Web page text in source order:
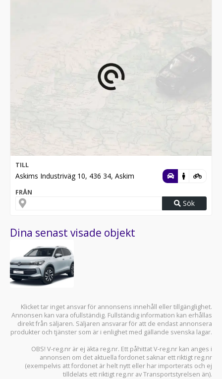
TILL
Askims Industriväg 10, 436 34, Askim
FRÅN
Sök
Dina senast visade objekt
Klicket tar inget ansvar för annonsens innehåll eller tillgänglighet.
Annonsen kan vara ofullständig. Fullständig information kan erhållas
direkt från säljaren. Säljaren ansvarar för att de endast annonsera
produkter och tjänster som är i enlighet med gällande svenska lagar.
OBS! V-reg.nr är ej äkta reg.nr. Ett påhittat V-reg.nr kan anges i
annonsen om det aktuella fordonet saknar ett riktigt reg.nr
(exempelvis att fordonet är helt nytt eller har importerats och ej
tilldelats ett riktigt reg.nr av Transportstyrelsen än).